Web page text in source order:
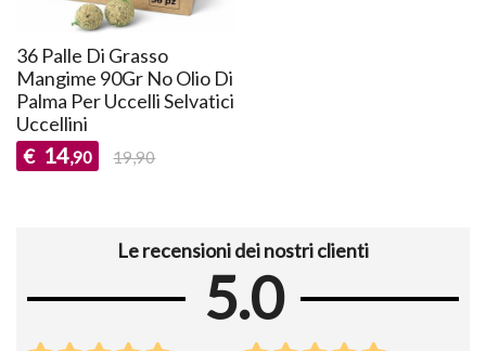
36 Palle Di Grasso
Mangime 90Gr No Olio Di
Palma Per Uccelli Selvatici
Uccellini
€ 14,90 19,90
Le recensioni dei nostri clienti
5.0